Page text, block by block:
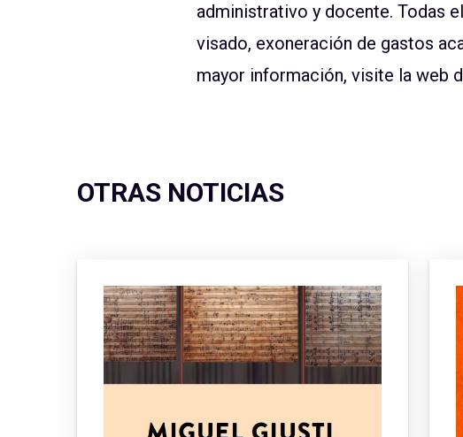
administrativo y docente. Todas
visado, exoneración de gastos
mayor información, visite la web
OTRAS NOTICIAS